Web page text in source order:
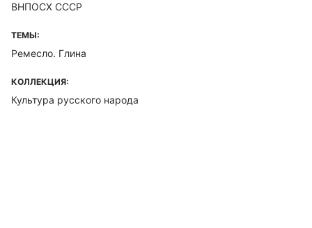
ВНПОСХ СССР
ТЕМЫ:
Ремесло. Глина
КОЛЛЕКЦИЯ:
Культура русского народа